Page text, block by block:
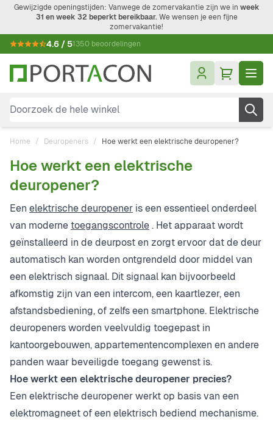
Ga naar de inhoud
Gewijzigde openingstijden: Vanwege de zomervakantie zijn we in week
31 en week 32 beperkt bereikbaar.We wensen je een fijne
zomervakantie!
4.6 / 51350 beoordelingen
Doorzoek de hele winkel
Home / Deuropeners / Hoe werkt een elektrische deuropener?
Hoe werkt een elektrische
deuropener?
Een elektrische deuropener is een essentieel onderdeel
van modernetoegangscontrole. Het apparaat wordt
geïnstalleerd in de deurpost en zorgt ervoor dat de deur
automatisch kan worden ontgrendeld door middel van
een elektrisch signaal. Dit signaal kan bijvoorbeeld
afkomstig zijn van een intercom, een kaartlezer, een
afstandsbediening, of zelfs een smartphone. Elektrische
deuropeners worden veelvuldig toegepast in
kantoorgebouwen, appartementencomplexen en andere
panden waar beveiligde toegang gewenst is.
Hoe werkt een elektrische deuropener precies?
Een elektrische deuropener werkt op basis van een
elektromagneet of een elektrisch bediend mechanisme.